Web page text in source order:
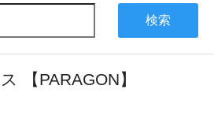
検索
【PARAGON】